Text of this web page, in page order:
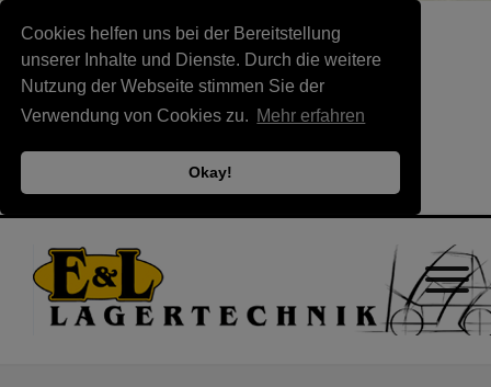
Cookies helfen uns bei der Bereitstellung
unserer Inhalte und Dienste. Durch die weitere
Nutzung der Webseite stimmen Sie der
Verwendung von Cookies zu. Mehr erfahren
Okay!